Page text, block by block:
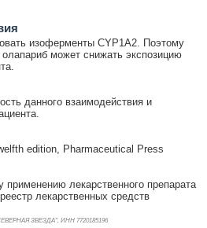
изоферменты CYP1A2. Поэтому
может снижать экспозицию
данного взаимодействия и
edition, Pharmaceutical Press
применению лекарственного препарата
лекарственных средств
ЗВЕЗДА", ИНН 7720185196